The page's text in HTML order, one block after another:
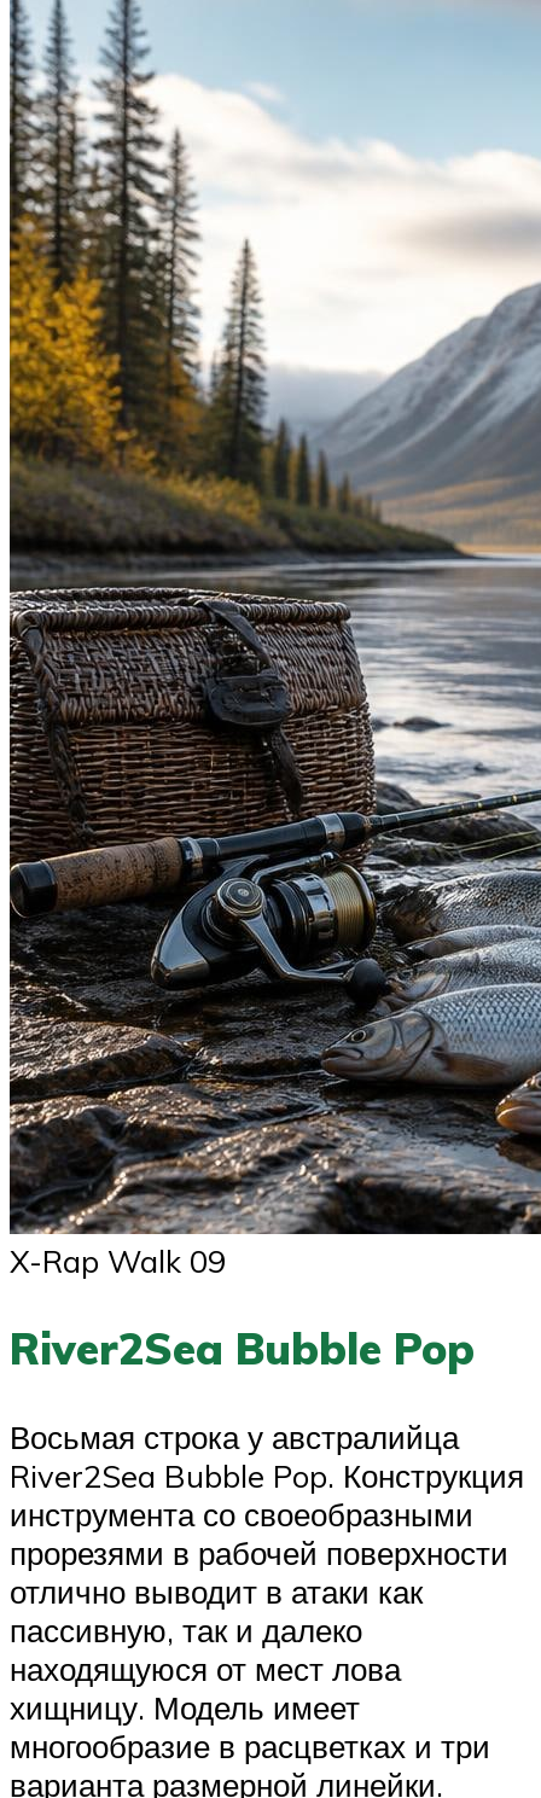
X-Rap Walk 09
River2Sea Bubble Pop
Восьмая строка у австралийца
River2Sea Bubble Pop. Конструкция
инструмента со своеобразными
прорезями в рабочей поверхности
отлично выводит в атаки как
пассивную, так и далеко
находящуюся от мест лова
хищницу. Модель имеет
многообразие в расцветках и три
варианта размерной линейки.